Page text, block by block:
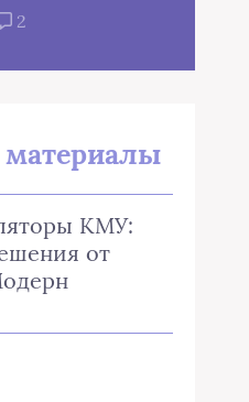
2
КМУ:
от